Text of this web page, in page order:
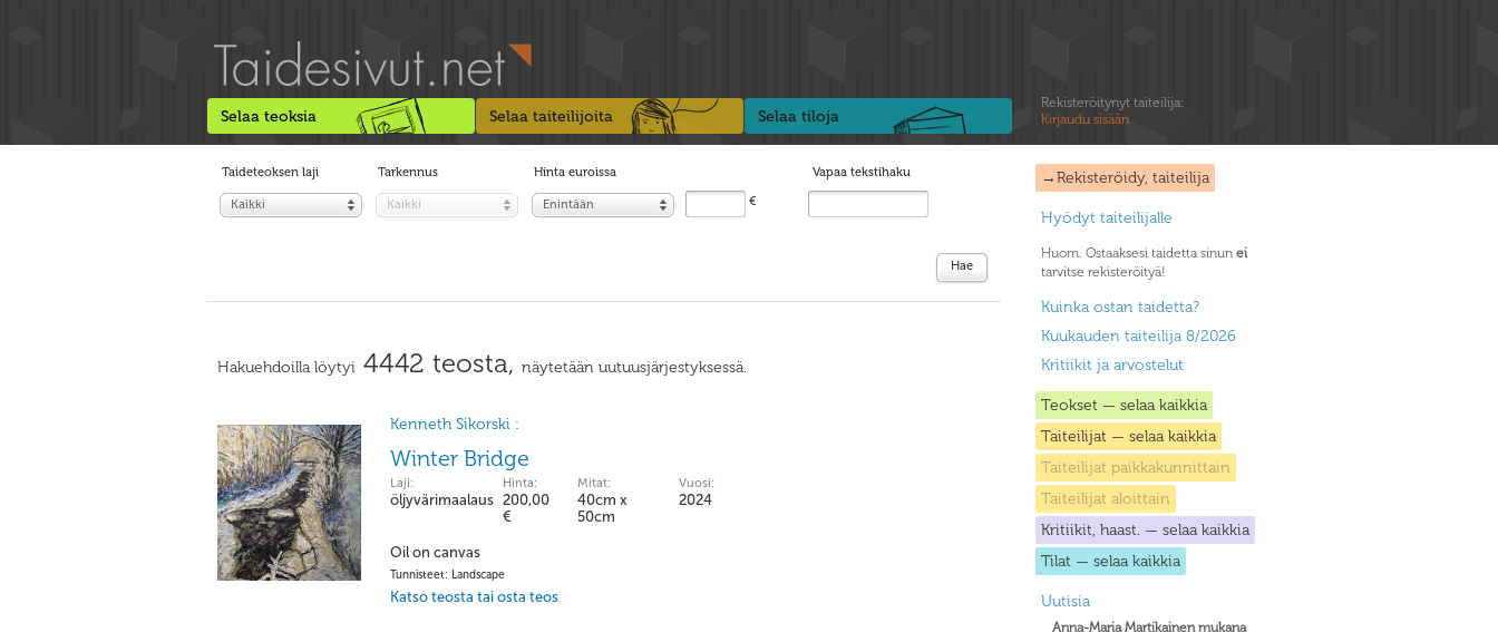
Selaa teoksia Selaa taiteilijoita Selaa tiloja
Rekisteröitynyt taiteilija:
Kirjaudu sisään
→Rekisteröidy, taiteilija
Hyödyt taiteilijalle
Huom. Ostaaksesi taidetta sinun ei
tarvitse rekisteröityä!
Kuinka ostan taidetta?
Kuukauden taiteilija 8/2026
Kritiikit ja arvostelut
Teokset — selaa kaikkia
Taiteilijat — selaa kaikkia
Taiteilijat paikkakunnittain
Taiteilijat aloittain
Kritiikit, haast. — selaa kaikkia
Tilat — selaa kaikkia
Uutisia
Anna-Maria Martikainen mukana
Taideteoksen laji
Kaikki
Tarkennus
Kaikki
Hinta euroissa
Enintään €
Vapaa tekstihaku
Hae
Hakuehdoilla löytyi 4442 teosta, näytetään uutuusjärjestyksessä.
Kenneth Sikorski :
Winter Bridge
Laji:
öljyvärimaalaus
Hinta:
200,00
€
Mitat:
40cm x
50cm
Vuosi:
2024
Oil on canvas
Tunnisteet: Landscape
Katso teosta tai osta teos